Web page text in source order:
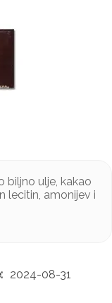
biljno ulje, kakao
lecitin, amonijev i
2024-08-31